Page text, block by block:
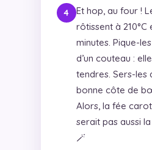
Et hop, au four !
rôtissent à 210°C
minutes. Pique-
d’un couteau :
tendres. Sers-les
bonne côte de
Alors, la fée
serait pas aussi
🪄